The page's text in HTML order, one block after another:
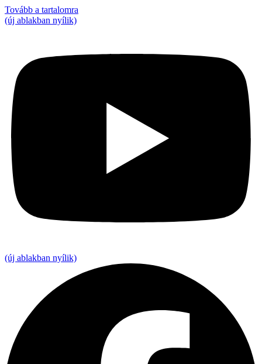
Tovább a tartalomra
(új ablakban nyílik)
(új ablakban nyílik)